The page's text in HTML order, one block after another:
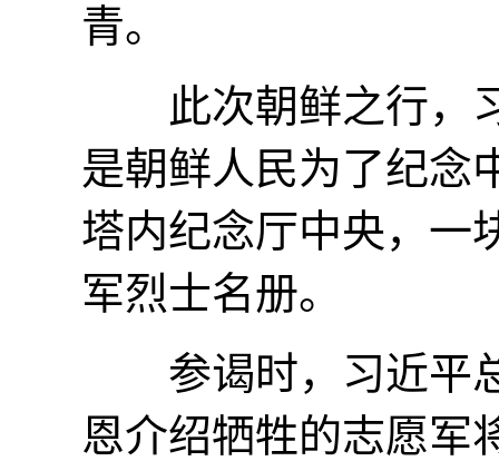
青。
此次朝鲜之行，习
是朝鲜人民为了纪念
塔内纪念厅中央，一
军烈士名册。
参谒时，习近平总
恩介绍牺牲的志愿军